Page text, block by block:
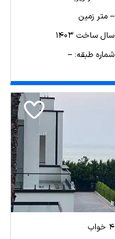
-- متر زمین
سال ساخت 1403
شماره طبقه: --
4 خواب